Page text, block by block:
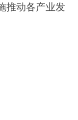
推动各产业发